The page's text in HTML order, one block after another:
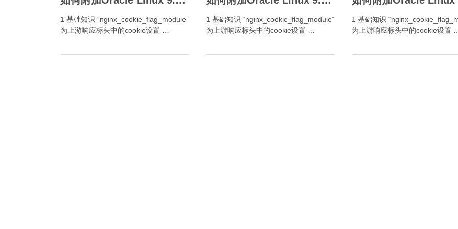
1 基础知识 “nginx_cookie_flag_module”
为上游响应标头中的cookie设置 …
1 基础知识 “nginx_cookie_flag_module”
为上游响应标头中的cookie设置 …
1 基础知识
为上游响应标头中的cookie设置